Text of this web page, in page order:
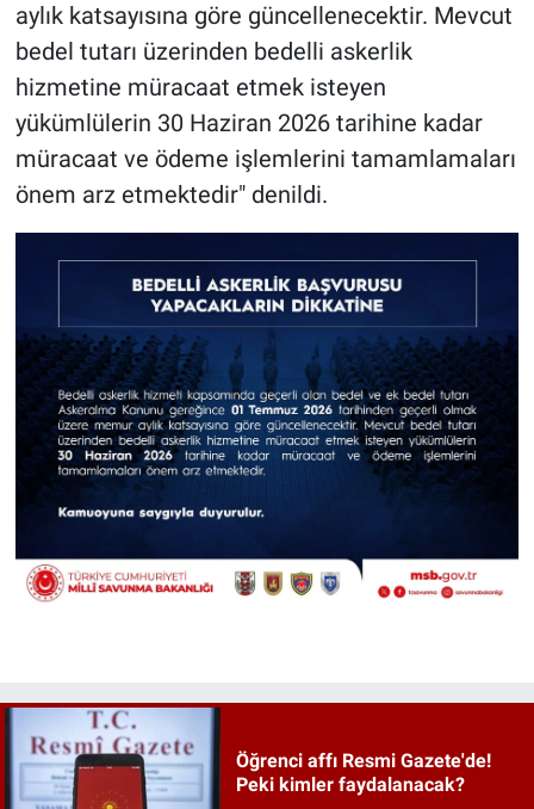
aylık katsayısına göre güncellenecektir. Mevcut
bedel tutarı üzerinden bedelli askerlik
hizmetine müracaat etmek isteyen
yükümlülerin 30 Haziran 2026 tarihine kadar
müracaat ve ödeme işlemlerini tamamlamaları
önem arz etmektedir" denildi.
Öğrenci affı Resmi Gazete'de!
Peki kimler faydalanacak?